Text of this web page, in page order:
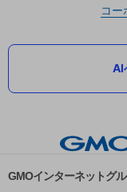
コー
AI
GMOインターネットグ